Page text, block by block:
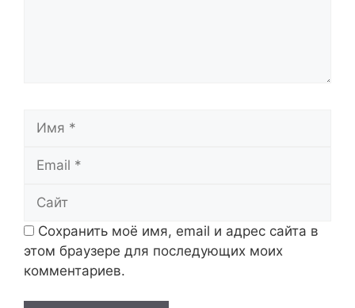
Сохранить моё имя, email и адрес сайта в
этом браузере для последующих моих
комментариев.